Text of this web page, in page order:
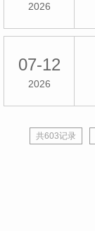
2026
07-12
2026
共603记录